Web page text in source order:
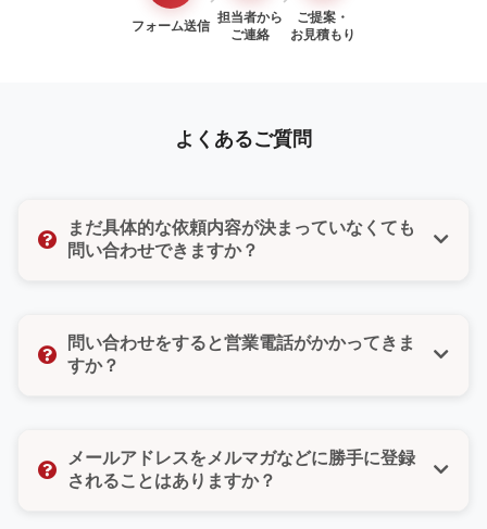
フォーム送信
担当者から
ご連絡
ご提案・
お見積もり
よくあるご質問
まだ具体的な依頼内容が決まっていなくても
問い合わせできますか？
たい」「ちょっとした質問だけでもいいのかな」そん
な気持ちでも大丈夫です。どんな小さなご相談でもお
問い合わせをすると営業電話がかかってきま
すか？
たしません。また、お問い合わせフォームではご希望
の連絡方法（電話・メール・どちらでもよい）をお選
メールアドレスをメルマガなどに勝手に登録
されることはありますか？